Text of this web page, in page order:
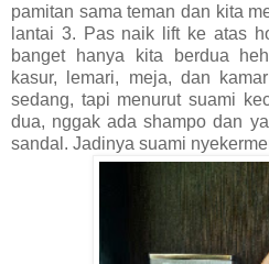
pamitan sama teman dan kita
lantai 3. Pas naik lift ke atas
banget hanya kita berdua
kasur, lemari, meja, dan
sedang, tapi menurut suami
dua, nggak ada shampo dan
sandal. Jadinya suami